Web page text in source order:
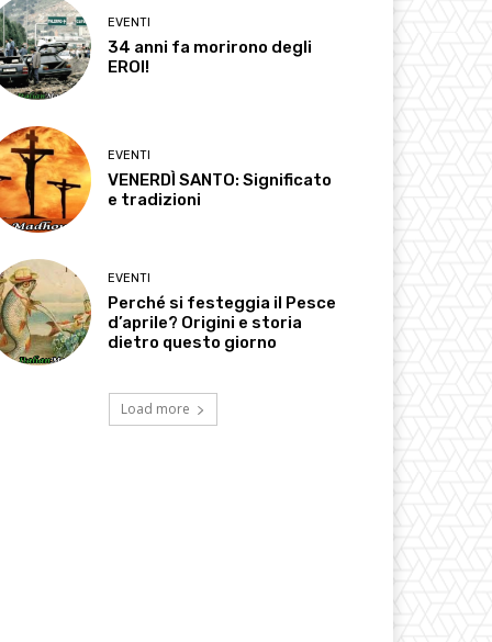
EVENTI
34 anni fa morirono degli
EROI!
EVENTI
VENERDÌ SANTO: Significato
e tradizioni
EVENTI
Perché si festeggia il Pesce
d’aprile? Origini e storia
dietro questo giorno
Load more